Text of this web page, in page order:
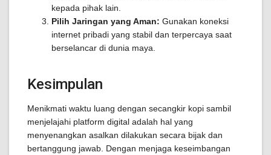
kepada pihak lain.
Pilih Jaringan yang Aman: Gunakan koneksi
internet pribadi yang stabil dan terpercaya saat
berselancar di dunia maya.
Kesimpulan
Menikmati waktu luang dengan secangkir kopi sambil
menjelajahi platform digital adalah hal yang
menyenangkan asalkan dilakukan secara bijak dan
bertanggung jawab. Dengan menjaga keseimbangan